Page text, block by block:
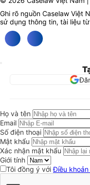
Ghi rõ nguồn Caselaw Việt
sử dụng thông tin, tài liệu
Họ và tên
Email
Số điện thoại
Mật khẩu
Xác nhận mật khẩu
Giới tính
Tôi đồng ý vớiĐiều